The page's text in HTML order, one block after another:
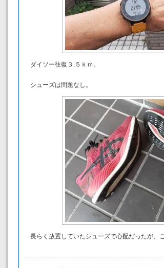
ダイソー往復３.５ｋｍ。
シューズは問題なし。
長らく放置していたシューズで心配だったが、